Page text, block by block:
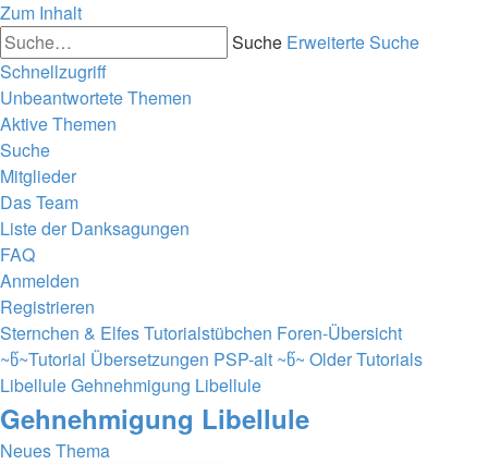
Zum Inhalt
Suche Erweiterte Suche
Schnellzugriff
Unbeantwortete Themen
Aktive Themen
Suche
Mitglieder
Das Team
Liste der Danksagungen
FAQ
Anmelden
Registrieren
Sternchen & Elfes Tutorialstübchen Foren-Übersicht
~წ~Tutorial Übersetzungen PSP-alt ~წ~ Older Tutorials
LibelluleGehnehmigung Libellule
Gehnehmigung Libellule
Neues Thema